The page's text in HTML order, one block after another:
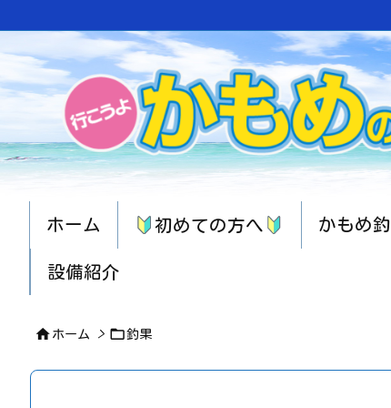
ホーム 初めての方へ かもめ
設備紹介
 ホーム > 釣果